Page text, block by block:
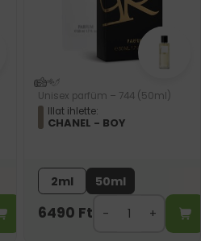
Unisex parfüm – 744 (50ml)
Illat ihlette:
CHANEL - BOY
2ml 50ml
6490 Ft